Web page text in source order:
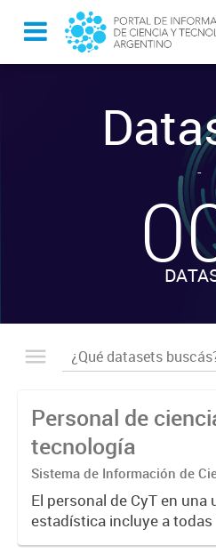
-
Personal de
tecnología
Sistema de Información de
Tecnología Argentino
El personal de CyT en una
estadística incluye a todas
personas involucradas